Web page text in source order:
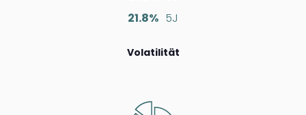
21.8% 5J
Volatilität